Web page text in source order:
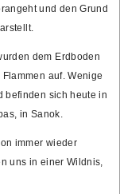
und den Grund
dem Erdboden
auf. Wenige
befinden sich heute in
in Sanok.
immer wieder
uns in einer Wildnis,